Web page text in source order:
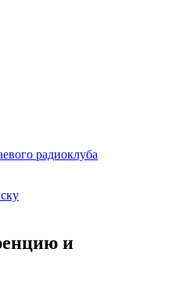
радиоклуба
и